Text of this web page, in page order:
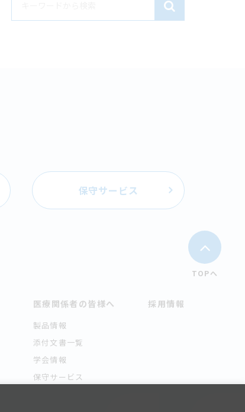
保守サービス
TOPへ
医療関係者の皆様へ
製品情報
添付文書一覧
学会情報
保守サービス
採用情報